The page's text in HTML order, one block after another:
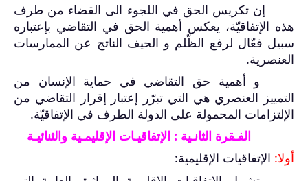
إن تكريس الحق في اللجوء الى القضاء من طرف
هذه الإتفاقيّة، يعكس أهمية الحق في التقاضي بإعتباره
سبيل فعّال لرفع الظّلم و الحيف الناتج عن الممارسات
العنصرية.
و أهمية حق التقاضي في حماية الإنسان من
التمييز العنصري هي التي تبرّر إعتبار إقرار التقاضي من
الإلتزامات المحمولة على الدولة الطرف في الإتفاقيّة.
الفـقرة الثانـية : الإتفاقيـات الإقليمـية والثنائيـة
أولا: الإتفاقيات الإقليمية: